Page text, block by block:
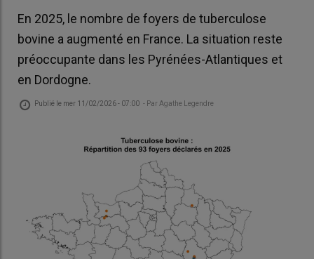
En 2025, le nombre de foyers de tuberculose
bovine a augmenté en France. La situation reste
préoccupante dans les Pyrénées-Atlantiques et
en Dordogne.
Publié le mer 11/02/2026 - 07:00 - Par Agathe Legendre